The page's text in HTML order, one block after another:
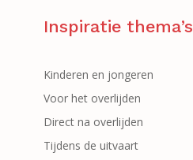
Inspiratie thema’s
Kinderen en jongeren
Voor het overlijden
Direct na overlijden
Tijdens de uitvaart